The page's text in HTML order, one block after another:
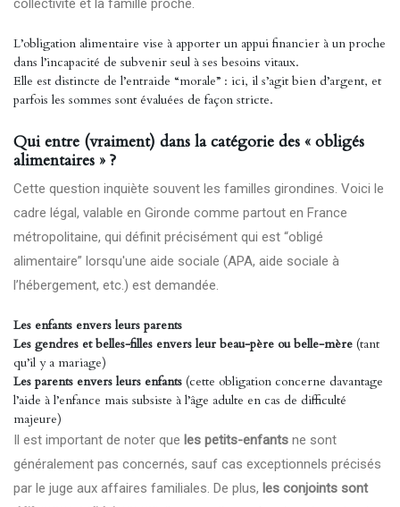
collectivité et la famille proche.
L’obligation alimentaire vise à apporter un appui financier à un proche
dans l’incapacité de subvenir seul à ses besoins vitaux.
Elle est distincte de l’entraide “morale” : ici, il s’agit bien d’argent, et
parfois les sommes sont évaluées de façon stricte.
Qui entre (vraiment) dans la catégorie des « obligés
alimentaires » ?
Cette question inquiète souvent les familles girondines. Voici le
cadre légal, valable en Gironde comme partout en France
métropolitaine, qui définit précisément qui est “obligé
alimentaire” lorsqu'une aide sociale (APA, aide sociale à
l’hébergement, etc.) est demandée.
Les enfants envers leurs parents
Les gendres et belles-filles envers leur beau-père ou belle-mère (tant
qu’il y a mariage)
Les parents envers leurs enfants (cette obligation concerne davantage
l’aide à l’enfance mais subsiste à l’âge adulte en cas de difficulté
majeure)
Il est important de noter que les petits-enfants ne sont
généralement pas concernés, sauf cas exceptionnels précisés
par le juge aux affaires familiales. De plus, les conjoints sont